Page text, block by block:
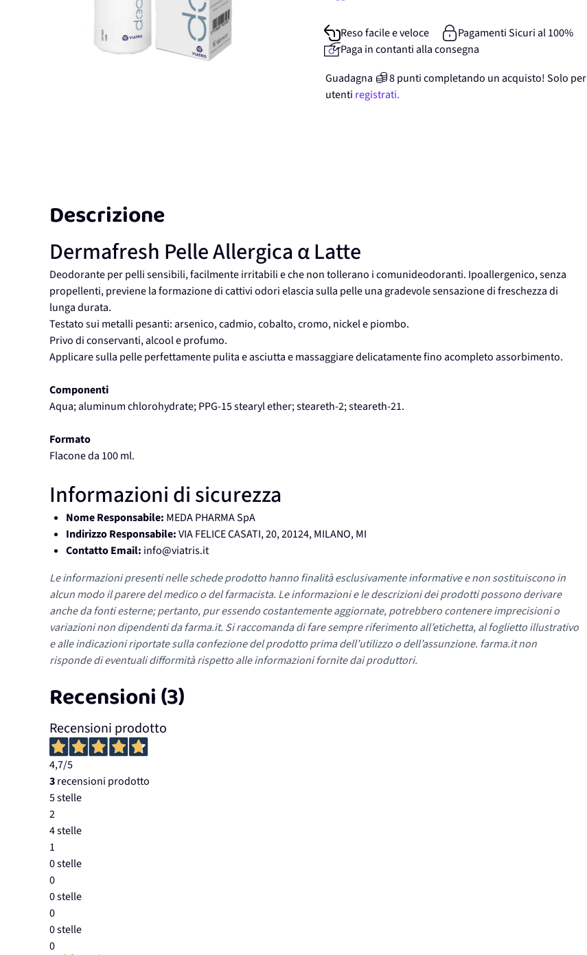
Reso facile e veloce
Pagamenti Sicuri al 100%
Paga in contanti alla consegna
Guadagna
8punticompletando un acquisto! Solo per
utenti registrati.
Descrizione
Dermafresh Pelle Allergica α Latte
Deodorante per pelli sensibili, facilmente irritabili e che non tollerano i comunideodoranti. Ipoallergenico, senza
propellenti, previene la formazione di cattivi odori elascia sulla pelle una gradevole sensazione di freschezza di
lunga durata.
Testato sui metalli pesanti: arsenico, cadmio, cobalto, cromo, nickel e piombo.
Privo di conservanti, alcool e profumo.
Applicare sulla pelle perfettamente pulita e asciutta e massaggiare delicatamente fino acompleto assorbimento.
Componenti
Aqua; aluminum chlorohydrate; PPG-15 stearyl ether; steareth-2; steareth-21.
Formato
Flacone da 100 ml.
Informazioni di sicurezza
Nome Responsabile: MEDA PHARMA SpA
Indirizzo Responsabile:VIA FELICE CASATI, 20, 20124, MILANO, MI
Contatto Email: info@viatris.it
Le informazioni presenti nelle schede prodotto hanno finalità esclusivamente informative e non sostituiscono in
alcun modo il parere del medico o del farmacista. Le informazioni e le descrizioni dei prodotti possono derivare
anche da fonti esterne; pertanto, pur essendo costantemente aggiornate, potrebbero contenere imprecisioni o
variazioni non dipendenti da farma.it. Si raccomanda di fare sempre riferimento all’etichetta, al foglietto illustrativo
e alle indicazioni riportate sulla confezione del prodotto prima dell’utilizzo o dell’assunzione. farma.it non
risponde di eventuali difformità rispetto alle informazioni fornite dai produttori.
Recensioni (3)
Recensioni prodotto
4,7/5
3recensioni prodotto
5 stelle
2
4 stelle
1
0 stelle
0
0 stelle
0
0 stelle
0